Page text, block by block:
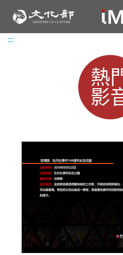
:::
:::
熱
影